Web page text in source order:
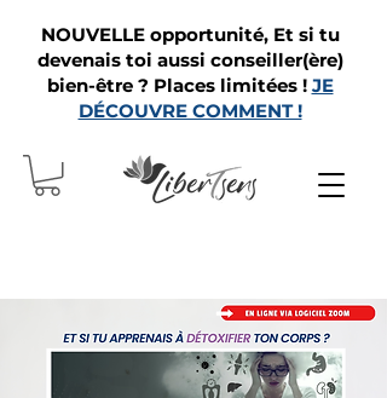
NOUVELLE opportunité, Et si tu
devenais toi aussi conseiller(ère)
bien-être ? Places limitées ! JE
DÉCOUVRE COMMENT !